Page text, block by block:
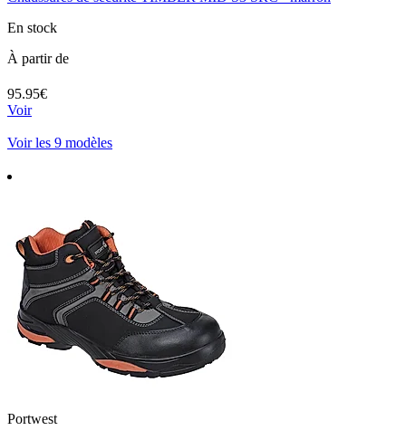
En stock
À partir de
95.95€
Voir
Voir les 9 modèles
Portwest